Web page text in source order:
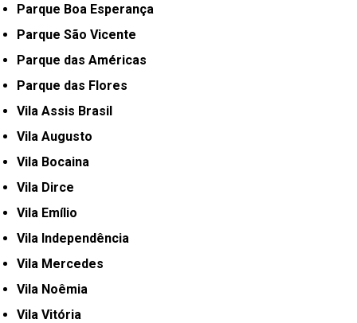
Parque Boa Esperança
Parque São Vicente
Parque das Américas
Parque das Flores
Vila Assis Brasil
Vila Augusto
Vila Bocaina
Vila Dirce
Vila Emílio
Vila Independência
Vila Mercedes
Vila Noêmia
Vila Vitória